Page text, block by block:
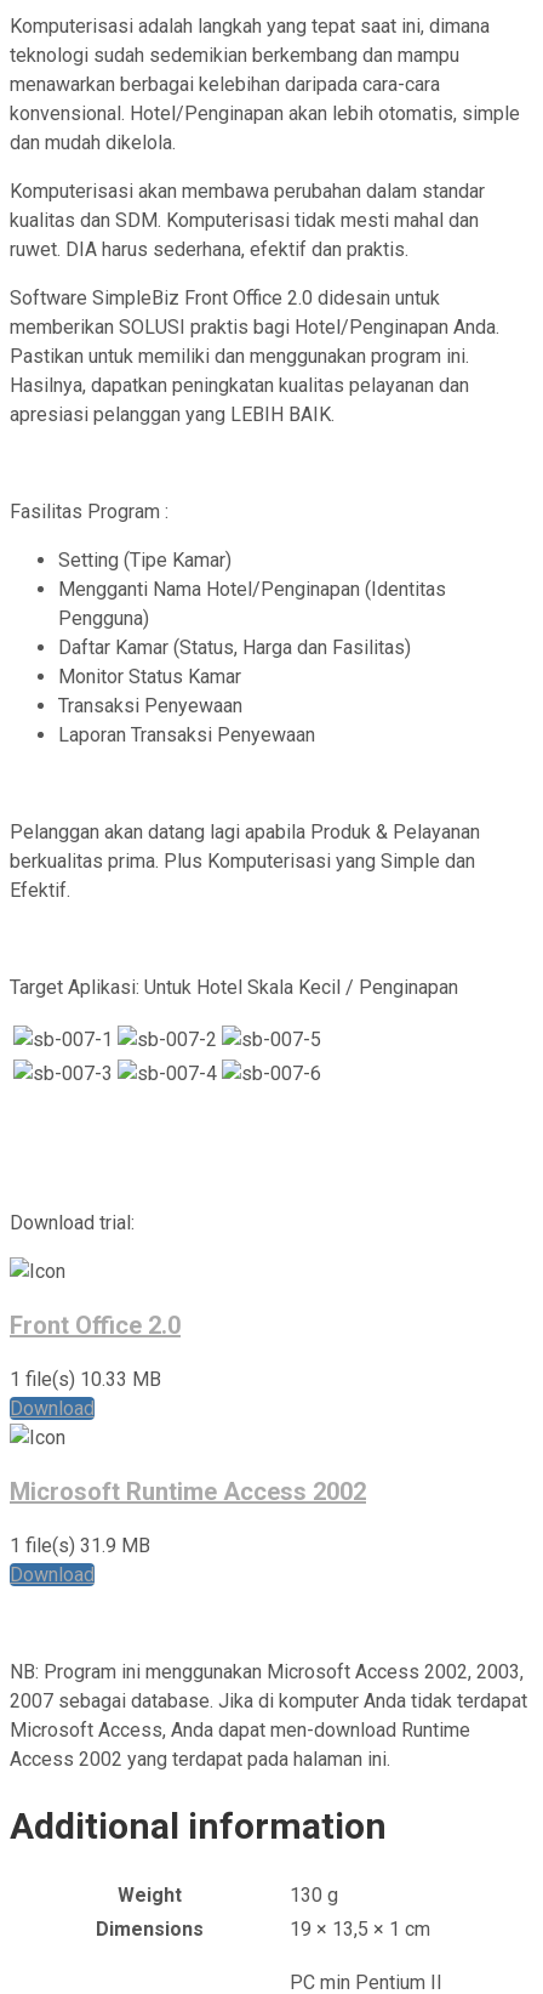
Komputerisasi adalah langkah yang tepat saat ini, dimana
teknologi sudah sedemikian berkembang dan mampu
menawarkan berbagai kelebihan daripada cara-cara
konvensional. Hotel/Penginapan akan lebih otomatis, simple
dan mudah dikelola.
Komputerisasi akan membawa perubahan dalam standar
kualitas dan SDM. Komputerisasi tidak mesti mahal dan
ruwet. DIA harus sederhana, efektif dan praktis.
Software SimpleBiz Front Office 2.0 didesain untuk
memberikan SOLUSI praktis bagi Hotel/Penginapan Anda.
Pastikan untuk memiliki dan menggunakan program ini.
Hasilnya, dapatkan peningkatan kualitas pelayanan dan
apresiasi pelanggan yang LEBIH BAIK.
Fasilitas Program :
Setting (Tipe Kamar)
Mengganti Nama Hotel/Penginapan (Identitas
Pengguna)
Daftar Kamar (Status, Harga dan Fasilitas)
Monitor Status Kamar
Transaksi Penyewaan
Laporan Transaksi Penyewaan
Pelanggan akan datang lagi apabila Produk & Pelayanan
berkualitas prima. Plus Komputerisasi yang Simple dan
Efektif.
Target Aplikasi: Untuk Hotel Skala Kecil / Penginapan
Download trial:
Front Office 2.0
1 file(s) 10.33 MB
Download
Microsoft Runtime Access 2002
1 file(s) 31.9 MB
Download
NB: Program ini menggunakan Microsoft Access 2002, 2003,
2007 sebagai database. Jika di komputer Anda tidak terdapat
Microsoft Access, Anda dapat men-download Runtime
Access 2002 yang terdapat pada halaman ini.
Additional information
Weight
130 g
Dimensions
19 × 13,5 × 1 cm
PC min Pentium II